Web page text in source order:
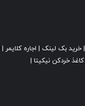
خرید بک لینک اجاره کلایمر
خردکن نیکیتا